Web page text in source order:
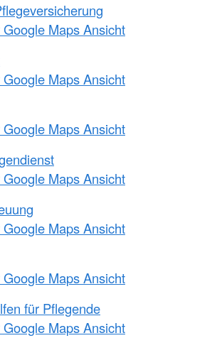
Maps Ansicht
Maps Ansicht
Maps Ansicht
Maps Ansicht
Maps Ansicht
Maps Ansicht
für Pflegende
Maps Ansicht